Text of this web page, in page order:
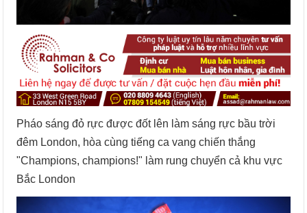
Pháo sáng đỏ rực được đốt lên làm sáng rực bầu trời
đêm London, hòa cùng tiếng ca vang chiến thắng
"Champions, champions!" làm rung chuyển cả khu vực
Bắc London